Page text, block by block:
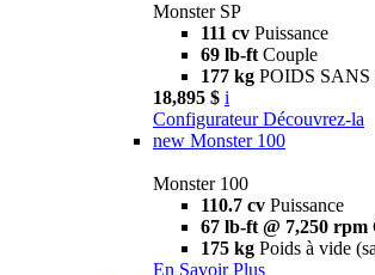
Monster SP
111 cv Puissance
69 lb-ft Couple
177 kg POIDS
18,895 $ i
Configurateur Découvrez-la
new Monster 100
Monster 100
110.7 cv Puissance
67 lb-ft @ 7,250 rpm
175 kg Poids à vide
En Savoir Plus